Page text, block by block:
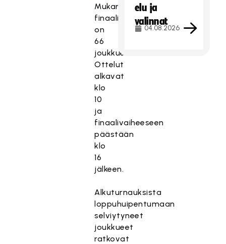
Mukana
finaalitapahtumassa
on
66
joukkuetta.
Ottelut
alkavat
klo
10
ja
finaalivaiheeseen
päästään
klo
16
jälkeen.
Alkuturnauksista
loppuhuipentumaan
selviytyneet
joukkueet
ratkovat
elu ja
valinnat
04.08.2026